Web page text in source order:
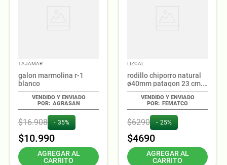
TAJAMAR
galon marmolina r-1
blanco
AGRASAN
$16.908 35%
$10.990
AGREGAR AL
CARRITO
LIZCAL
rodillo chiporro natural
ø40mm patagon 23 cm.
patagon
FEMATCO
$6290 25%
$4690
AGREGAR AL
CARRITO